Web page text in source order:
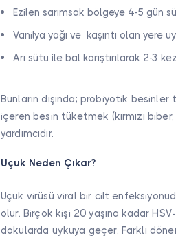
Ezilen sarımsak bölgeye 4-5 gün
Vanilya yağı ve kaşıntı olan yere
Arı sütü ile bal karıştırılarak 2-3
Bunların dışında; probiyotik
içeren besin tüketmek (kırmızı
yardımcıdır.
Uçuk Neden Çıkar?
Uçuk virüsü viral bir cilt
olur. Birçok kişi 20 yaşına kadar
dokularda uykuya geçer. Farklı